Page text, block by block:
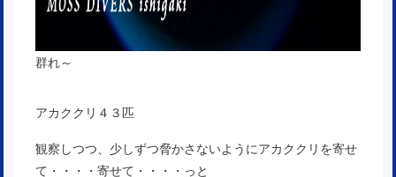
群れ～
アカククリ４３匹
観察しつつ、少しずつ脅かさないようにアカククリを寄せ
て・・・・寄せて・・・・っと